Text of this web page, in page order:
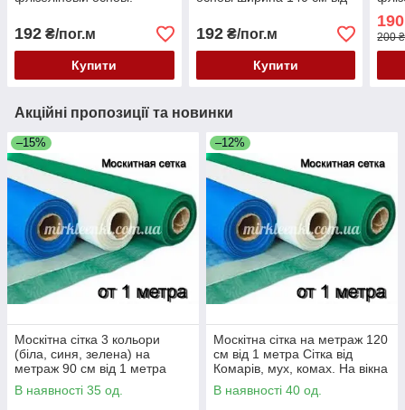
192 ₴/пог.м
Купити
192₴/пог.м
Купити
190
200
Акційні пропозиції та новинки
–15%
Москітна сітка 3 кольори
(біла, синя, зелена) на
метраж 90 см від 1 метра
Сітка від Комарів, мух, комах.
На вікна і двері
В наявності 35 од.
–12%
Москітна сітка на метраж 120
см від 1 метра Сітка від
Комарів, мух, комах. На вікна
і двері
В наявності 40 од.